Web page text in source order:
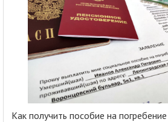
Как получить пособие на